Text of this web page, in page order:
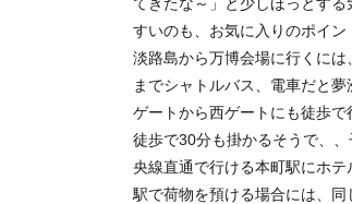
すいのも、お気に入りのポイン
淡路島から万博会場に行くに
までシャトルバス、電車だと
ゲートから西ゲートにも徒歩
徒歩で30分も掛かるそうで、、
央線直通で行ける本町駅にホ
駅で荷物を預ける場合には、